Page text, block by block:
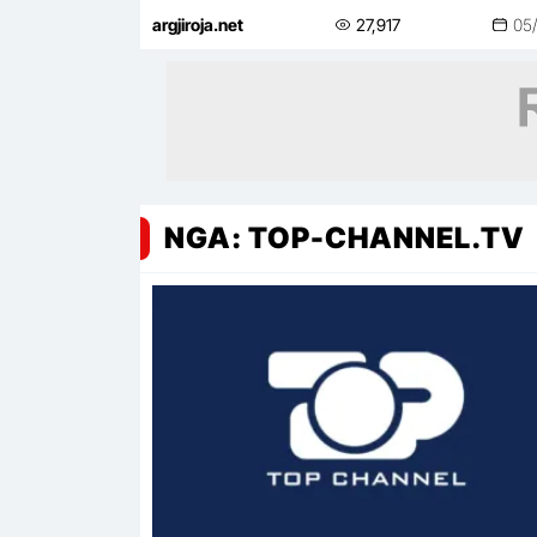
argjiroja.net 27,917
NGA: TOP-CHANNEL.TV